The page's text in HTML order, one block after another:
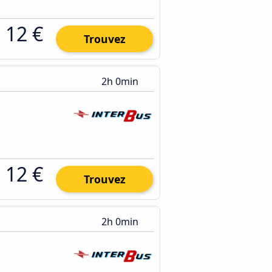
12 € Trouvez
2h 0min
12 € Trouvez
2h 0min